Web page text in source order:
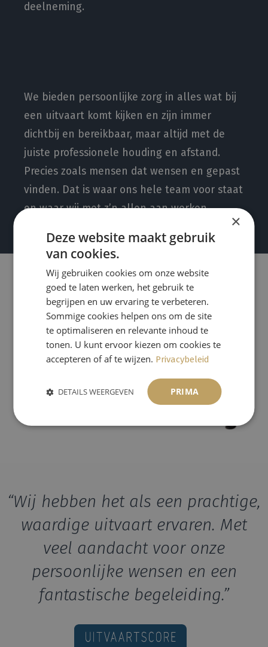
deelneming.
We bieden persoonlijke zorg in alles wat bij
een uitvaart komt kijken en zijn immer
dichtbij en bereikbaar, maar altijd met de
juiste professionele houding en afstand.
Precies zoals mensen dat wensen en gepast
vinden. Dat is waar ons hele team voor staat
en waar wij met z’n allen aan werken.
“Wij hebben het als een prachtige,
waardige uitvaart ervaren. Met
veel aandacht voor onze
persoonlijke wensen en een
fantastische begeleiding.”
×
Deze website maakt gebruik
van cookies.
Wij gebruiken cookies om onze website
goed te laten werken, het gebruik te
begrijpen en uw ervaring te verbeteren.
Sommige cookies helpen ons om de site
te optimaliseren en relevante inhoud te
tonen. U kunt ervoor kiezen om cookies te
accepteren of af te wijzen. Privacybeleid
PRIMA
DETAILS WEERGEVEN